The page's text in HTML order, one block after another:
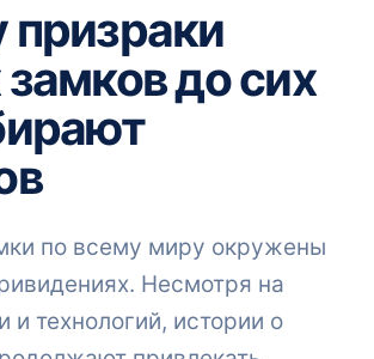
до сих
по всему миру окружены
Несмотря на
и технологий, истории о